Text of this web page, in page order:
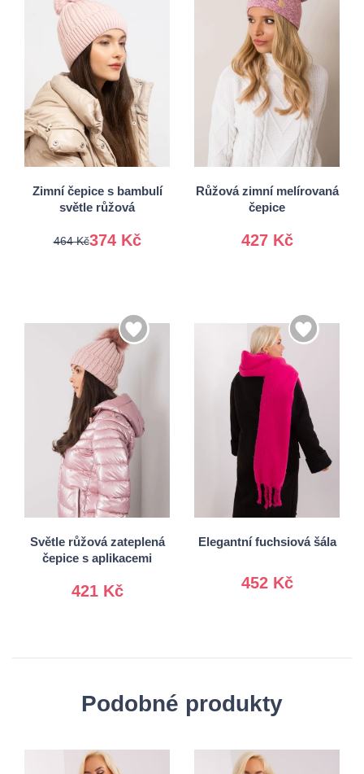
Zimní čepice s bambulí
světle růžová
374 Kč
464 Kč
Univerzální
Růžová zimní melírovaná
čepice
427 Kč
Univerzální
Světle růžová zateplená
čepice s aplikacemi
421 Kč
Univerzální
Elegantní fuchsiová šála
452 Kč
Univerzální
Podobné produkty